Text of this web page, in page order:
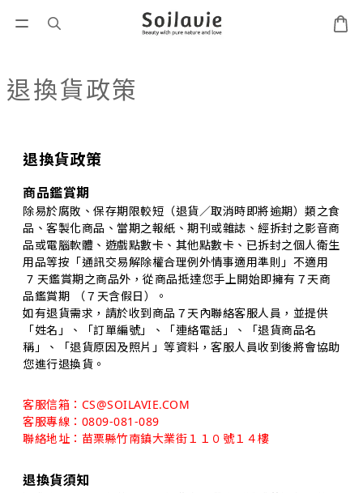
退換貨政策
退換貨政策
商品鑑賞期
除易於腐敗、保存期限較短（退貨／取消時即將逾期）類之食
品、客製化商品、當期之報紙、期刊或雜誌、經拆封之影音商
品或電腦軟體、遊戲點數卡、其他點數卡、已拆封之個人衛生
用品等按「通訊交易解除權合理例外情事適用準則」不適用
7 天鑑賞期之商品外，從商品抵達您手上開始即擁有７天商
品鑑賞期 （７天含假日）。
如有退貨需求，請於收到商品７天內聯絡客服人員，並提供
「姓名」、「訂單編號」、「連絡電話」、「退貨商品名
稱」、「退貨原因及照片」等資料，客服人員收到後將會協助
您進行退換貨。
客服信箱：CS@SOILAVIE.COM
客服專線：0809-081-089
聯絡地址：苗栗縣竹南鎮大業街１１０號１４樓
退換貨須知